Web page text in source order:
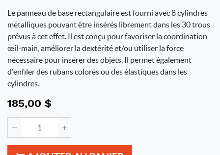
Le panneau de base rectangulaire est fourni avec 8 cylindres
métalliques pouvant être insérés librement dans les 30 trous
prévus à cet effet. Il est conçu pour favoriser la coordination
œil-main, améliorer la dextérité et/ou utiliser la force
nécessaire pour insérer des objets. Il permet également
d'enfiler des rubans colorés ou des élastiques dans les
cylindres.
185,00 $